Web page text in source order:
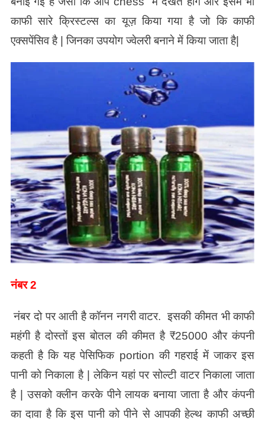
काफी सारे क्रिस्टल्स का यूज़ किया गया है जो कि काफी
एक्सपेंसिव है | जिनका उपयोग ज्वेलरी बनाने में किया जाता है|
नंबर 2
नंबर दो पर आती है कॉनन नगरी वाटर. इसकी कीमत भी काफी
महंगी है दोस्तों इस बोतल की कीमत है ₹25000 और कंपनी
कहती है कि यह पेसिफिक portion की गहराई में जाकर इस
पानी को निकाला है | लेकिन यहां पर सोल्टी वाटर निकाला जाता
है | उसको क्लीन करके पीने लायक बनाया जाता है और कंपनी
का दावा है कि इस पानी को पीने से आपकी हेल्थ काफी अच्छी